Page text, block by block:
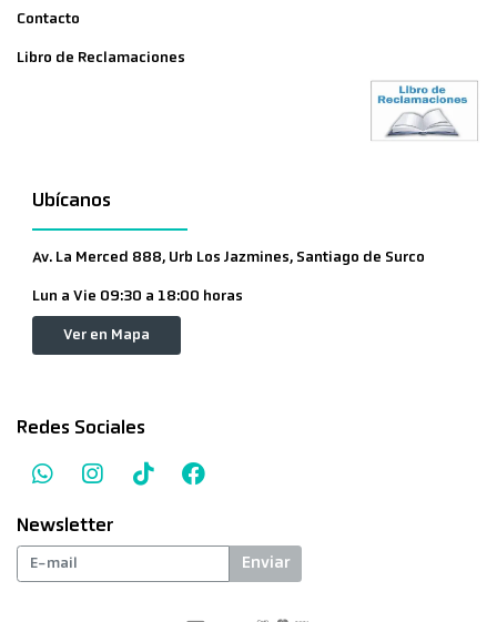
Contacto
Libro de Reclamaciones
Ubícanos
Av. La Merced 888, Urb Los Jazmines, Santiago de Surco
Lun a Vie 09:30 a 18:00 horas
Ver en Mapa
Redes Sociales
Newsletter
Enviar